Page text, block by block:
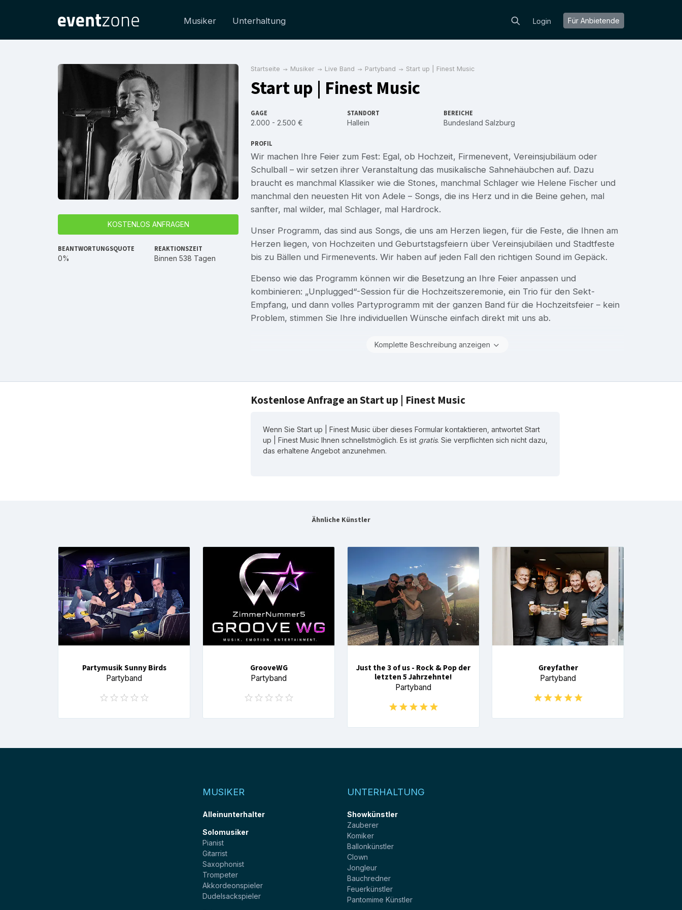
Musiker Unterhaltung Login Für Anbietende
KOSTENLOS ANFRAGEN
BEANTWORTUNGSQUOTE
0%
REAKTIONSZEIT
Binnen 538 Tagen
Startseite Musiker Live Band Partyband Start up | Finest Music
Start up | Finest Music
GAGE
2.000 - 2.500 €
STANDORT
Hallein
BEREICHE
Bundesland Salzburg
PROFIL
Wir machen Ihre Feier zum Fest: Egal, ob Hochzeit, Firmenevent, Vereinsjubiläum oder
Schulball – wir setzen ihrer Veranstaltung das musikalische Sahnehäubchen auf. Dazu
braucht es manchmal Klassiker wie die Stones, manchmal Schlager wie Helene Fischer und
manchmal den neuesten Hit von Adele – Songs, die ins Herz und in die Beine gehen, mal
sanfter, mal wilder, mal Schlager, mal Hardrock.
Unser Programm, das sind aus Songs, die uns am Herzen liegen, für die Feste, die Ihnen am
Herzen liegen, von Hochzeiten und Geburtstagsfeiern über Vereinsjubiläen und Stadtfeste
bis zu Bällen und Firmenevents. Wir haben auf jeden Fall den richtigen Sound im Gepäck.
Ebenso wie das Programm können wir die Besetzung an Ihre Feier anpassen und
kombinieren: „Unplugged“-Session für die Hochzeitszeremonie, ein Trio für den Sekt-
Empfang, und dann volles Partyprogramm mit der ganzen Band für die Hochzeitsfeier – kein
Problem, stimmen Sie Ihre individuellen Wünsche einfach direkt mit uns ab.
Komplette Beschreibung anzeigen
Kostenlose Anfrage an Start up | Finest Music
Wenn Sie Start up | Finest Music über dieses Formular kontaktieren, antwortet Start
up | Finest Music Ihnen schnellstmöglich. Es ist gratis. Sie verpflichten sich nicht dazu,
das erhaltene Angebot anzunehmen.
Ähnliche Künstler
Partymusik Sunny Birds
Partyband
GrooveWG
Partyband
Just the 3 of us - Rock & Pop der
letzten 5 Jahrzehnte!
Partyband
Greyfather
Partyband
MUSIKER
Alleinunterhalter
Solomusiker
Pianist
Gitarrist
Saxophonist
Trompeter
Akkordeonspieler
Dudelsackspieler
UNTERHALTUNG
Showkünstler
Zauberer
Komiker
Ballonkünstler
Clown
Jongleur
Bauchredner
Feuerkünstler
Pantomime Künstler